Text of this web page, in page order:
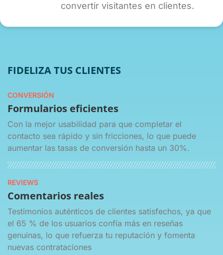
convertir visitantes en clientes.
FIDELIZA TUS CLIENTES
CONVERSIÓN
Formularios eficientes
Con la mejor usabilidad para que completar el
contacto sea rápido y sin fricciones, lo que puede
aumentar las tasas de conversión hasta un 30%.
REVIEWS
Comentarios reales
Testimonios auténticos de clientes satisfechos, ya que
el 65 % de los usuarios confía más en reseñas
genuinas, lo que refuerza tu reputación y fomenta
nuevas contrataciones